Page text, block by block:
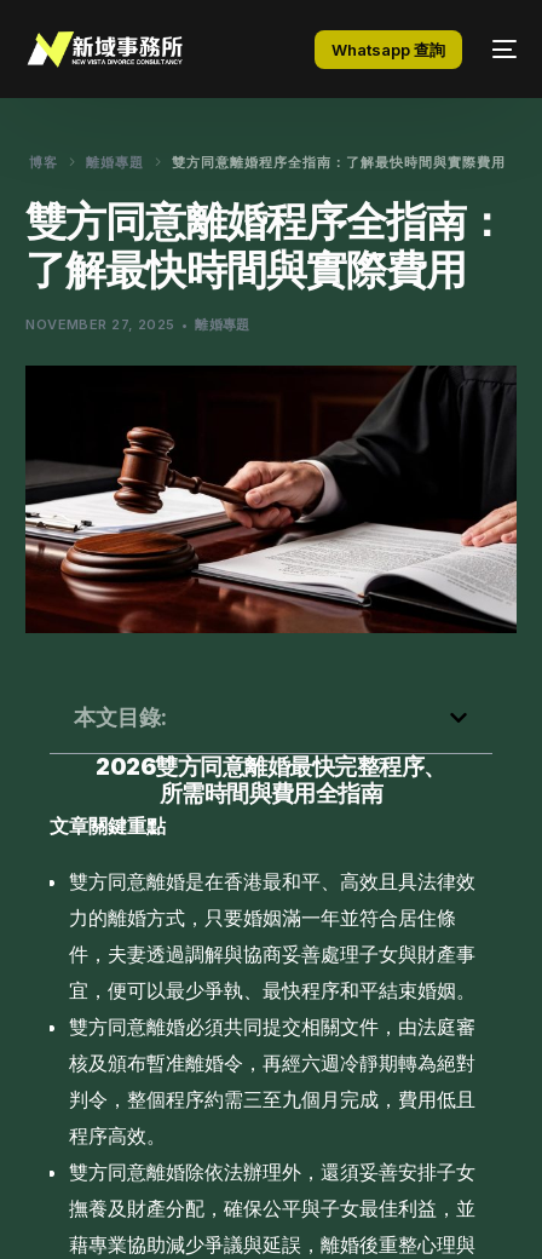
Whatsapp 查詢
博客 離婚專題 雙方同意離婚程序全指南：了解最快時間與實際費用
雙方同意離婚程序全指南：
了解最快時間與實際費用
NOVEMBER 27, 2025 離婚專題
本文目錄:
2026雙方同意離婚最快完整程序、
所需時間與費用全指南
文章關鍵重點
雙方同意離婚是在香港最和平、高效且具法律效
力的離婚方式，只要婚姻滿一年並符合居住條
件，夫妻透過調解與協商妥善處理子女與財產事
宜，便可以最少爭執、最快程序和平結束婚姻。
雙方同意離婚必須共同提交相關文件，由法庭審
核及頒布暫准離婚令，再經六週冷靜期轉為絕對
判令，整個程序約需三至九個月完成，費用低且
程序高效。
雙方同意離婚除依法辦理外，還須妥善安排子女
撫養及財產分配，確保公平與子女最佳利益，並
藉專業協助減少爭議與延誤，離婚後重整心理與